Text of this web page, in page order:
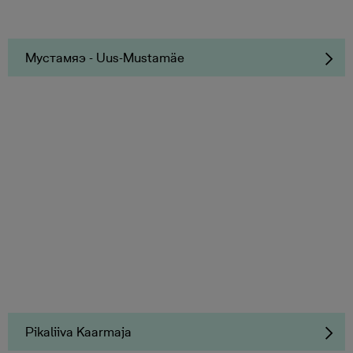
Мустамяэ - Uus-Mustamäe
Pikaliiva Kaarmaja